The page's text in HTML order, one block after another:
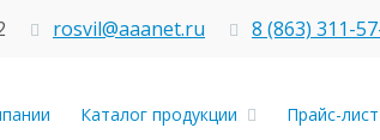
rosvil@aaanet.ru 8 (863) 311-
Каталог продукции Прайс-лист